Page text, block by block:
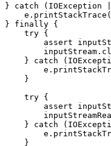
} catch (IOException
} finally {
    try {
assert
} catch
    }
    try {
assert
} catch
    }